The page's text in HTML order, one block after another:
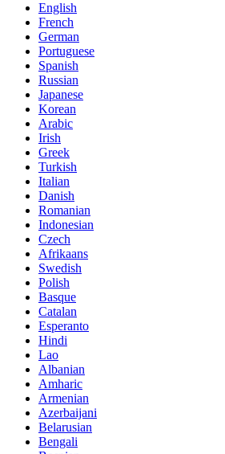
English
French
German
Portuguese
Spanish
Russian
Japanese
Korean
Arabic
Irish
Greek
Turkish
Italian
Danish
Romanian
Indonesian
Czech
Afrikaans
Swedish
Polish
Basque
Catalan
Esperanto
Hindi
Lao
Albanian
Amharic
Armenian
Azerbaijani
Belarusian
Bengali